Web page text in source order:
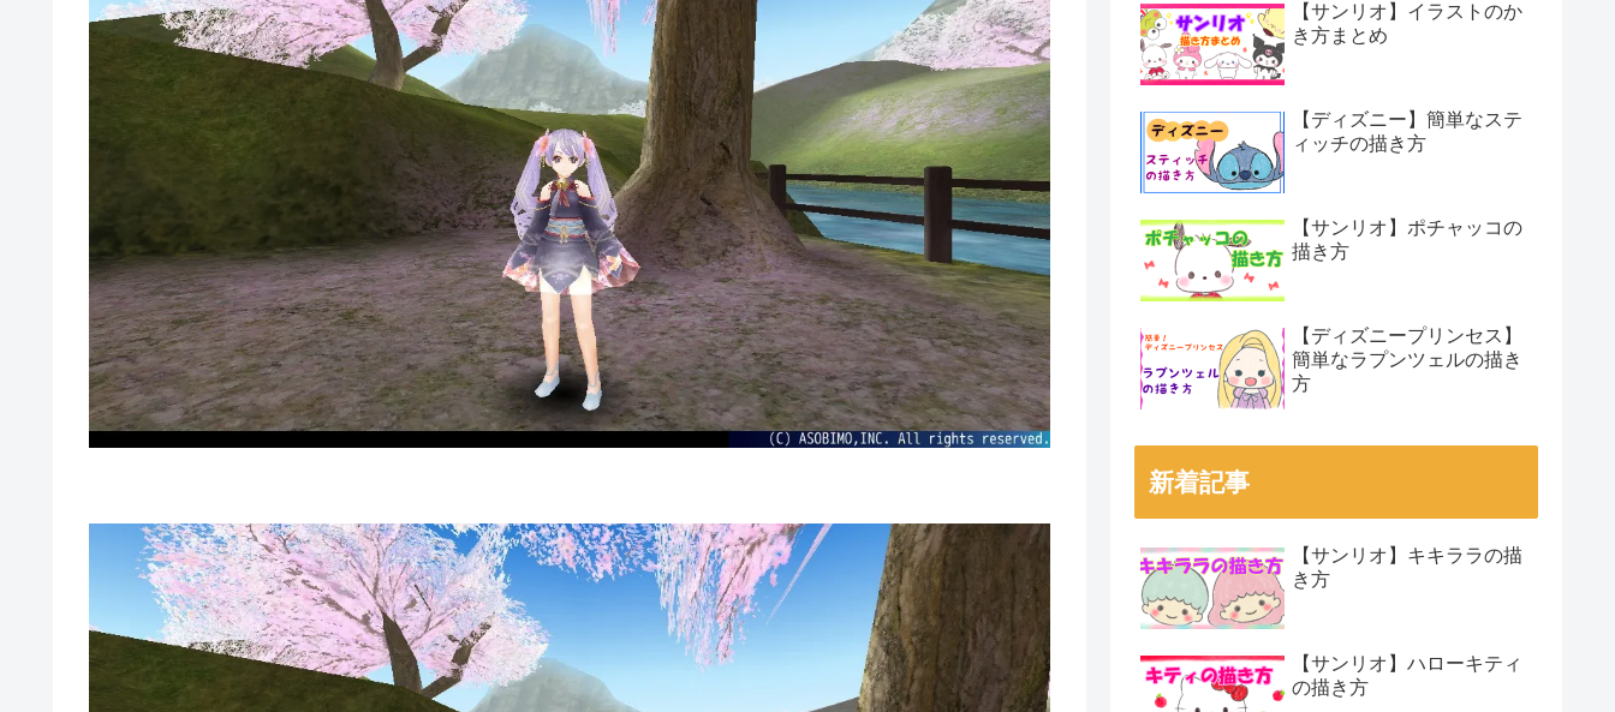
【サンリオ】イラストのか
き方まとめ
【ディズニー】簡単なステ
ィッチの描き方
【サンリオ】ポチャッコの
描き方
【ディズニープリンセス】
簡単なラプンツェルの描き
方
新着記事
【サンリオ】キキララの描
き方
【サンリオ】ハローキティ
の描き方